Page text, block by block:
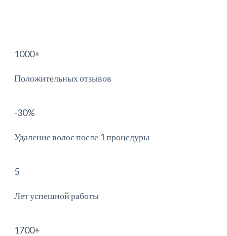
1000+
Положительных отзывов
-30%
Удаление волоспосле 1 процедуры
5
Лет успешной работы
1700+